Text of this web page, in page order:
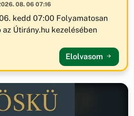
08. 06 07:16
kedd 07:00 Folyamatosan
Útirány.hu kezelésében
Elolvasom